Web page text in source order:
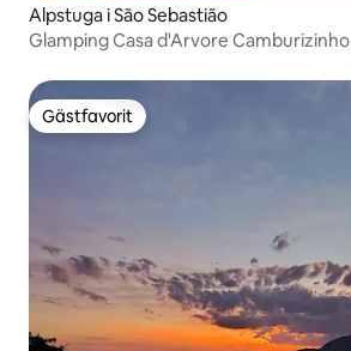
Alpstuga i São Sebastião
Glamping Casa d'Arvore Camburizinho
Gästfavorit
Gästfavorit